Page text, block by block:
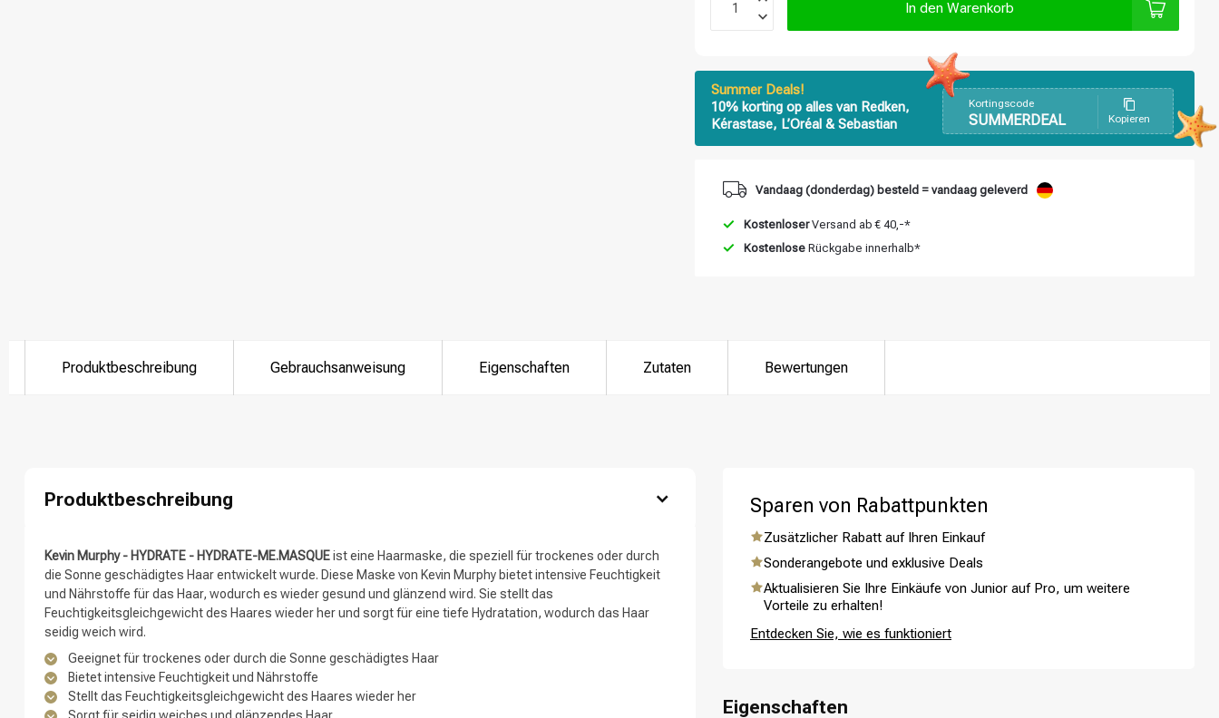
Marken Haarpflege
In den Warenkorb
Summer Deals!
10% korting op alles van Redken,
Kérastase, L’Oréal & Sebastian
Kortingscode
SUMMERDEAL Kopieren
Vandaag (donderdag) besteld = vandaag geleverd
KostenloserVersand ab € 40,-*
Kostenlose Rückgabe innerhalb*
Produktbeschreibung Gebrauchsanweisung Eigenschaften Zutaten Bewertungen
Produktbeschreibung
Kevin Murphy - HYDRATE - HYDRATE-ME.MASQUEist eine Haarmaske, die speziell für trockenes oder durch
die Sonne geschädigtes Haar entwickelt wurde. Diese Maske von Kevin Murphy bietet intensive Feuchtigkeit
und Nährstoffe für das Haar, wodurch es wieder gesund und glänzend wird. Sie stellt das
Feuchtigkeitsgleichgewicht des Haares wieder her und sorgt für eine tiefe Hydratation, wodurch das Haar
seidig weich wird.
Geeignet für trockenes oder durch die Sonne geschädigtes Haar
Bietet intensive Feuchtigkeit und Nährstoffe
Stellt das Feuchtigkeitsgleichgewicht des Haares wieder her
Sparen von Rabattpunkten
Zusätzlicher Rabatt auf Ihren Einkauf
Sonderangebote und exklusive Deals
Aktualisieren Sie Ihre Einkäufe von Junior auf Pro, um weitere
Vorteile zu erhalten!
Entdecken Sie, wie es funktioniert
Eigenschaften